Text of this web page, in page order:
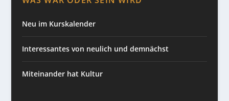
Neu im Kurskalender
Interessantes von neulich und demnächst
Miteinander hat Kultur